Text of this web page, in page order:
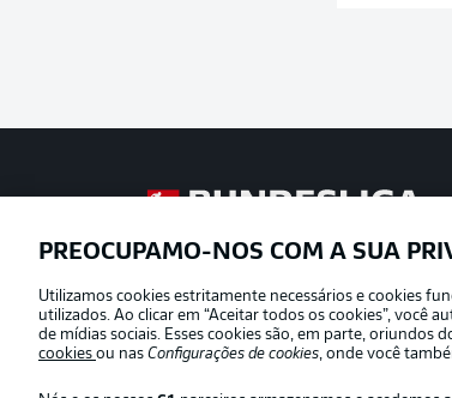
Football as it’s meant to be
Oferecido por
PREOCUPAMO-NOS COM A SUA
Utilizamos cookies estritamente necessários e cookies
utilizados. Ao clicar em “Aceitar todos os cookies”, você
de mídias sociais. Esses cookies são, em parte, oriundos
cookies ou nas Configurações de cookies, onde você